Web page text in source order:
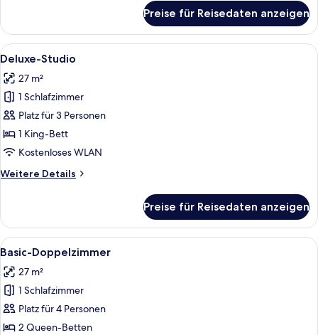
Einzelzimmer
Preise für Reisedaten anzeigen
Alle
Fotos
für
Deluxe-
Studio
anzeigen
Ein Hotelzimmer mit Bett,
5
Deluxe-Studio
27 m²
1 Schlafzimmer
Platz für 3 Personen
1 King-Bett
Kostenloses WLAN
Weitere Details
Weitere
Studio
Preise für Reisedaten anzeigen
Alle
Fotos
für
Basic-
Doppelzimmer
anzeigen
Hochwertige Bettwaren,
4
Basic-Doppelzimmer
27 m²
1 Schlafzimmer
Platz für 4 Personen
2 Queen-Betten